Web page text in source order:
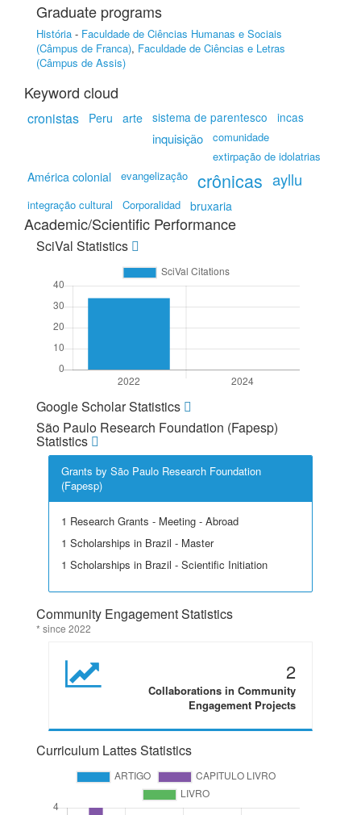
Graduate programs
História - Faculdade de Ciências Humanas e Sociais
(Câmpus de Franca), Faculdade de Ciências e Letras
(Câmpus de Assis)
Keyword cloud
cronistas Peru arte sistema de parentesco incas
inquisição
comunidade
extirpação de idolatrias
América colonial evangelização crônicas ayllu
integração cultural Corporalidad bruxaria
Academic/Scientific Performance
SciVal Statistics
Google Scholar Statistics
São Paulo Research Foundation (Fapesp)
Statistics
Grants by São Paulo Research Foundation
(Fapesp)
1 Research Grants - Meeting - Abroad
1 Scholarships in Brazil - Master
1 Scholarships in Brazil - Scientific Initiation
Community Engagement Statistics
* since 2022
2
Collaborations in Community
Engagement Projects
Curriculum Lattes Statistics